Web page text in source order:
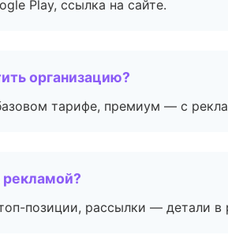
Play, ссылка на сайте.
организацию?
тарифе, премиум — с
рекламой?
позиции, рассылки — детали в